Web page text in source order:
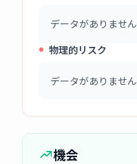
データがありません
物理的リスク
データがありません
機会